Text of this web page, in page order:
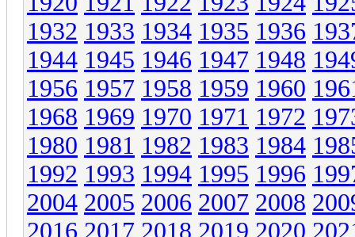
1932 1933 1934 1935 1936
1944 1945 1946 1947 1948
1956 1957 1958 1959 1960
1968 1969 1970 1971 1972
1980 1981 1982 1983 1984
1992 1993 1994 1995 1996
2004 2005 2006 2007 2008
2016 2017 2018 2019 2020